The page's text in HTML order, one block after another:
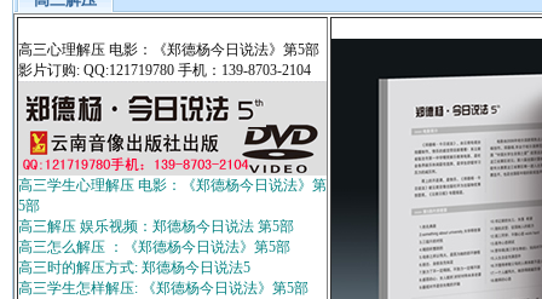
高三心理解压 电影：《郑德杨今日说法》第5部
影片订购: QQ:121719780 手机：139-8703-2104
高三学生心理解压 电影：《郑德杨今日说法》第
5部
高三解压 娱乐视频：郑德杨今日说法 第5部
高三怎么解压 ：《郑德杨今日说法》第5部
高三时的解压方式: 郑德杨今日说法5
高三学生怎样解压: 《郑德杨今日说法》第5部